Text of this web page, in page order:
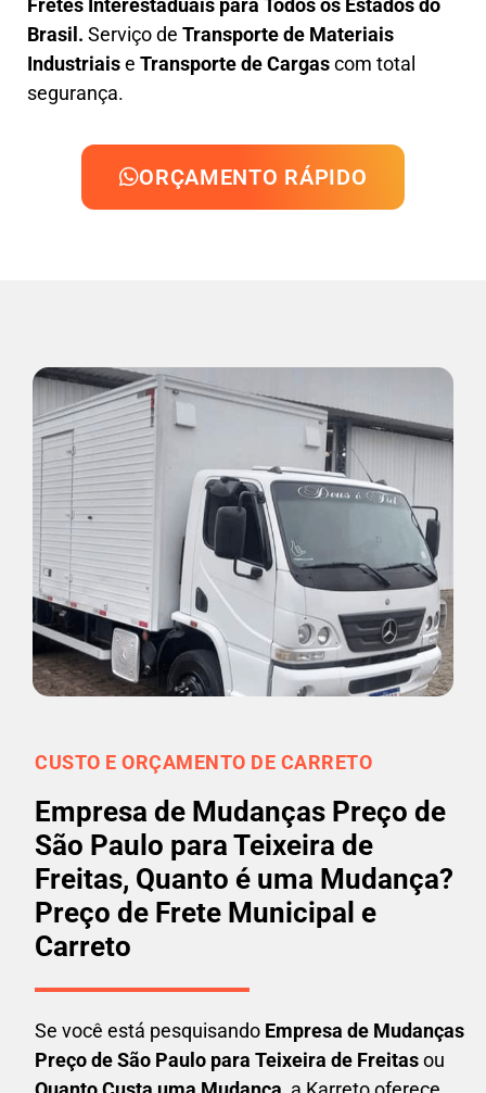
Fretes Interestaduais para Todos os Estados do
Brasil. Serviço de Transporte de Materiais
Industriaise Transporte de Cargascom total
segurança.
ORÇAMENTO RÁPIDO
CUSTO E ORÇAMENTO DE CARRETO
Empresa de Mudanças Preço de
São Paulo para Teixeira de
Freitas, Quanto é uma Mudança?
Preço de Frete Municipal e
Carreto
Se você está pesquisando Empresa de Mudanças
Preço de São Paulo para Teixeira de Freitasou